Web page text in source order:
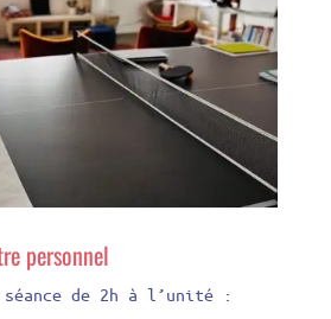
personnel
de 2h à l’unité :